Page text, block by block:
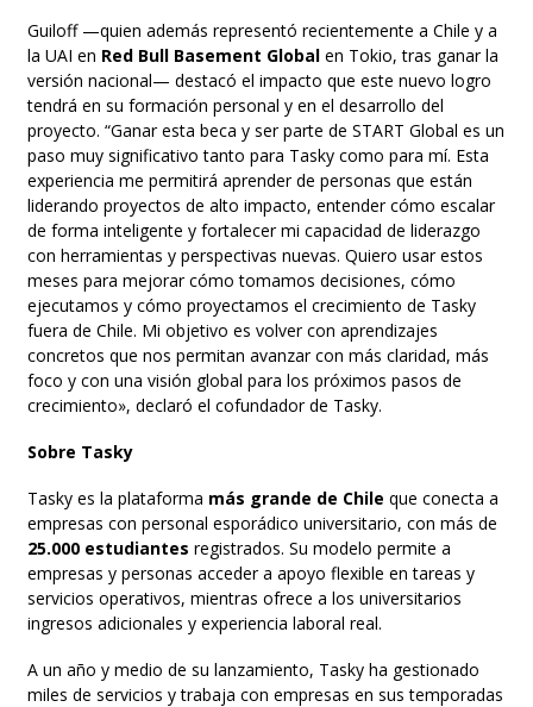
Guiloff —quien además representó recientemente a Chile y a
la UAI en Red Bull Basement Global en Tokio, tras ganar la
versión nacional— destacó el impacto que este nuevo logro
tendrá en su formación personal y en el desarrollo del
proyecto. “Ganar esta beca y ser parte de START Global es un
paso muy significativo tanto para Tasky como para mí. Esta
experiencia me permitirá aprender de personas que están
liderando proyectos de alto impacto, entender cómo escalar
de forma inteligente y fortalecer mi capacidad de liderazgo
con herramientas y perspectivas nuevas. Quiero usar estos
meses para mejorar cómo tomamos decisiones, cómo
ejecutamos y cómo proyectamos el crecimiento de Tasky
fuera de Chile. Mi objetivo es volver con aprendizajes
concretos que nos permitan avanzar con más claridad, más
foco y con una visión global para los próximos pasos de
crecimiento», declaró el cofundador de Tasky.
Sobre Tasky
Tasky es la plataforma más grande de Chile que conecta a
empresas con personal esporádico universitario, con más de
25.000 estudiantes registrados. Su modelo permite a
empresas y personas acceder a apoyo flexible en tareas y
servicios operativos, mientras ofrece a los universitarios
ingresos adicionales y experiencia laboral real.
A un año y medio de su lanzamiento, Tasky ha gestionado
miles de servicios y trabaja con empresas en sus temporadas